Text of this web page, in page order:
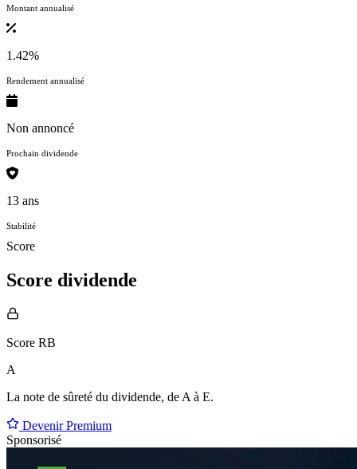
Montant annualisé
1.42%
Rendement annualisé
Non annoncé
Prochain dividende
13 ans
Stabilité
Score
Score dividende
Score RB
A
La note de sûreté du dividende, de A à E.
Devenir Premium
Sponsorisé